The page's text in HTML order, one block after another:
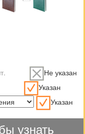
Не указан
Указан
Указан
узнать